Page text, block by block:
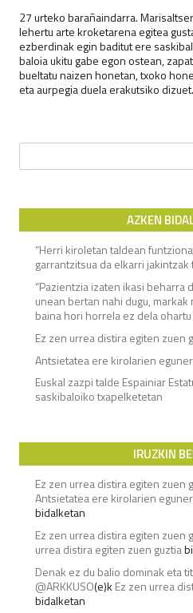
27 urteko barañaindarra.
lehertu arte kroketarena egitea
ezberdinak egin baditut ere
baloia ukitu gabe egon ostean,
bueltatu naizen honetan, txoko
eta aurpegia duela erakutsiko
Bilatu:
AZKEN
“Herri kiroletan taldean
garrantzitsua da elkarri jakintzak
“Pazientzia izaten ikasi beharra
unean bertan nahi dugu,
baina hori horrela ez dela
Ez zen urrea distira egiten zuen
Antsietatea ere kirolarien
Euskal zazpi talde Espainiar
saskibaloiko txapelketetan
IRUZKIN
Ez zen urrea distira egiten zuen
Antsietatea ere kirolarien
bidalketan
Ez zen urrea distira egiten zuen
urrea distira egiten zuen guztia
Denak ez du balio dominak eta
@ARKKUSO(e)k Ez zen urrea
bidalketan